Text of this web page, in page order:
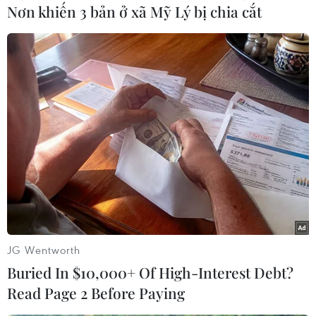
#Thái Lan #Bangkok #Du lịch
#Phe đối lập
#Biểu tình
#Du khách
#Tình nguyện viên
#Giao thông
Thái Lan
Theo dõi VietnamPlus
Nơn khiến 3 bản ở xã Mỹ Lý bị chia cắt
JG Wentworth
Buried In $10,000+ Of High-Interest Debt?
Read Page 2 Before Paying